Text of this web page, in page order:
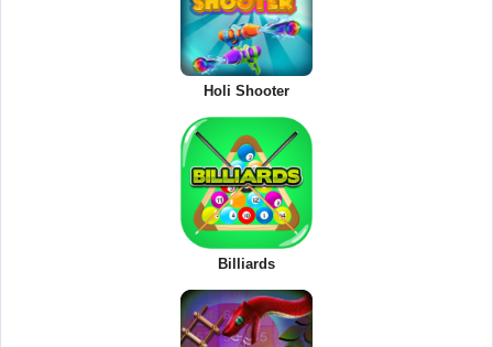
Holi Shooter
Billiards